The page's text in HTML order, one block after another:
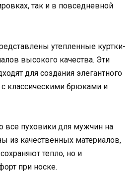
так и в повседневной
утепленные куртки-
высокого качества. Эти
для создания элегантного
с классическими брюками и
все пуховики для мужчин на
из качественных материалов,
тепло, но и
при носке.